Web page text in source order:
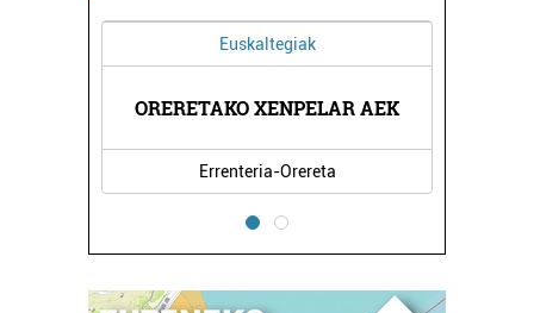
Euskaltegiak
ORERETAKO XENPELAR AEK
Errenteria-Orereta